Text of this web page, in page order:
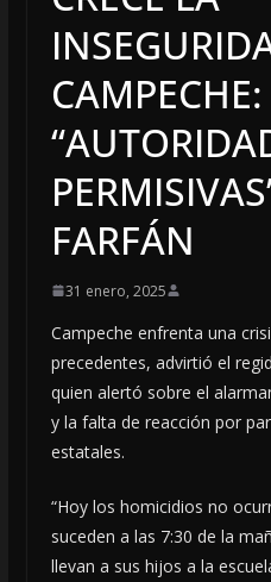
CAMPECHE:
FARFÁN
31 enero, 2025
Campeche enfrenta una
precedentes, advirtió el
quien alertó sobre el
y la falta de reacción por
estatales.
“Hoy los homicidios no
suceden a las 7:30 de la
llevan a sus hijos a la